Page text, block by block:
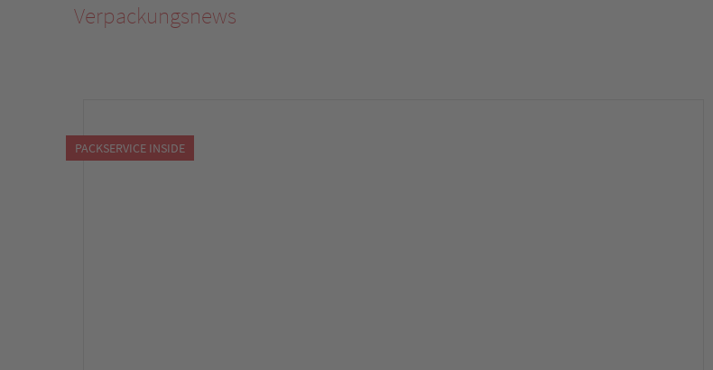
Verpackungsnews
PACKSERVICE INSIDE